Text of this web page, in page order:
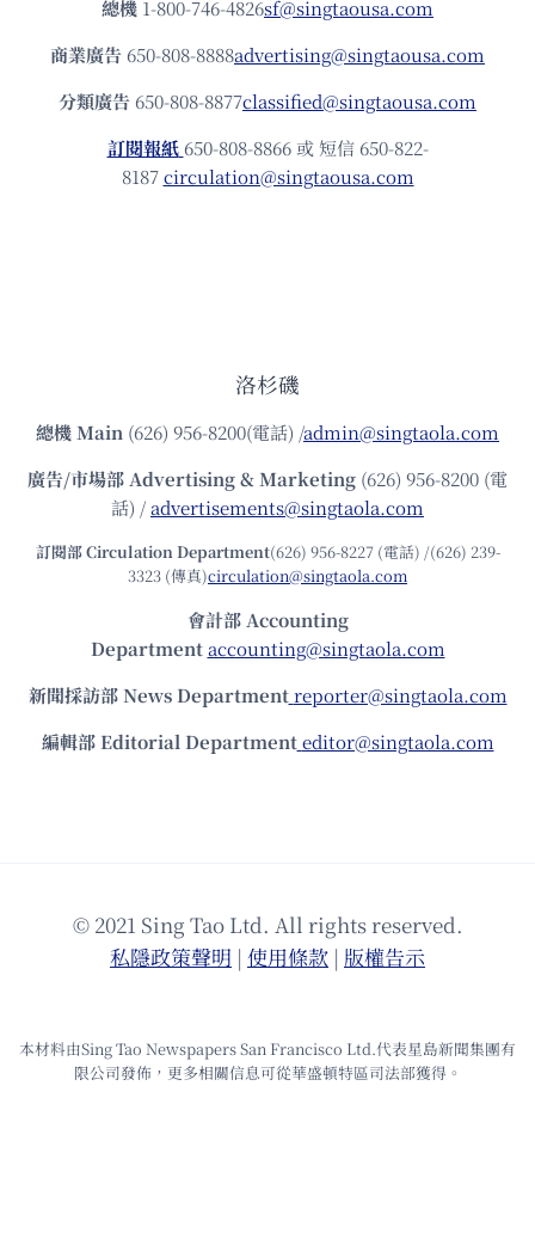
總機 1-800-746-4826sf@singtaousa.com
商業廣告 650-808-8888advertising@singtaousa.com
分類廣告 650-808-8877classified@singtaousa.com
訂閱報紙 650-808-8866 或 短信 650-822-
8187circulation@singtaousa.com
洛杉磯
總機Main (626) 956-8200(電話) /admin@singtaola.com
廣告/市場部Advertising & Marketing (626) 956-8200 (電
話) /advertisements@singtaola.com
訂閱部 Circulation Department(626) 956-8227 (電話) /(626) 239-
3323 (傳真)circulation@singtaola.com
會計部 Accounting
Department accounting@singtaola.com
新聞採訪部 News Department reporter@singtaola.com
編輯部 Editorial Department editor@singtaola.com
© 2021 Sing Tao Ltd. All rights reserved.
私隱政策聲明 | 使⽤條款 | 版權告⽰
本材料由Sing Tao Newspapers San Francisco Ltd.代表星島新聞集團有
限公司發佈，更多相關信息可從華盛頓特區司法部獲得。